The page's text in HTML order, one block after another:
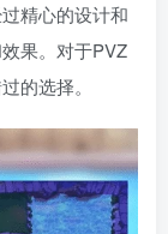
精心的设计和
果。对于PVZ
的选择。